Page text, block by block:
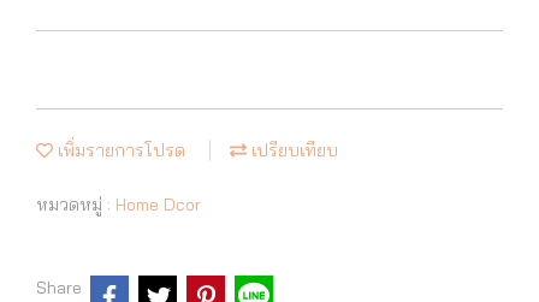
เพิ่มรายการโปรด เปรียบเทียบ
หมวดหมู่ : Home Dcor
Share